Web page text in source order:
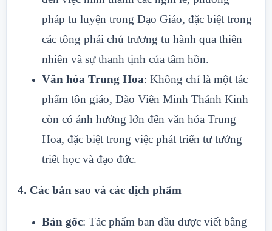
pháp tu luyện trong Đạo Giáo, đặc biệt trong
các tông phái chủ trương tu hành qua thiên
nhiên và sự thanh tịnh của tâm hồn.
Văn hóa Trung Hoa: Không chỉ là một tác
phẩm tôn giáo, Đào Viên Minh Thánh Kinh
còn có ảnh hưởng lớn đến văn hóa Trung
Hoa, đặc biệt trong việc phát triển tư tưởng
triết học và đạo đức.
4. Các bản sao và các dịch phẩm
Bản gốc: Tác phẩm ban đầu được viết bằng